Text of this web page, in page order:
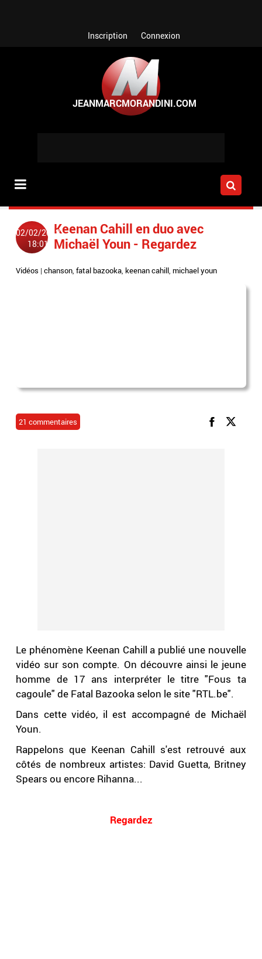
Inscription Connexion
02/02/2012
18:01
Keenan Cahill en duo avec
Michaël Youn - Regardez
Vidéos |chanson,fatal bazooka, keenan cahill,michael youn
21 commentaires
Le phénomène Keenan Cahill a publié une nouvelle
vidéo sur son compte. On découvre ainsi le jeune
homme de 17 ans interpréter le titre "Fous ta
cagoule" de Fatal Bazooka selon le site "RTL.be".
Dans cette vidéo, il est accompagné de Michaël
Youn.
Rappelons que Keenan Cahill s'est retrouvé aux
côtés de nombreux artistes: David Guetta, Britney
Spears ou encore Rihanna...
Regardez